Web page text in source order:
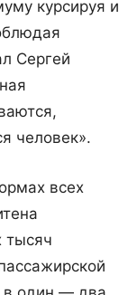
курсируя и
Сергей
человек».
всех
тысяч